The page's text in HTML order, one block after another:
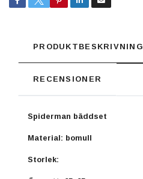
PRODUKTBESKRIVNING
RECENSIONER
Spiderman bäddset
Material: bomull
Storlek: